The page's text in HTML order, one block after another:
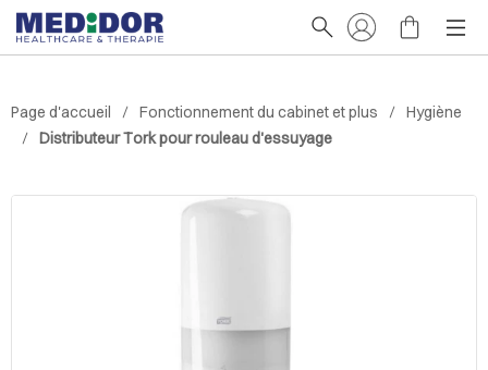
Page d'accueil Fonctionnement du cabinet et plus
Hygiène
Distributeur Tork pour rouleau d'essuyage